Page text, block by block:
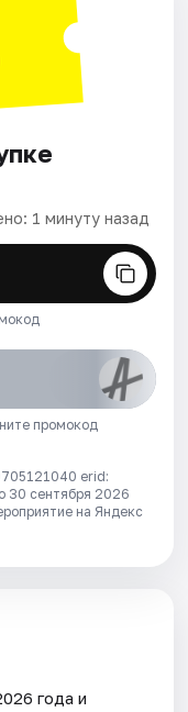
1 минуту назад
промокод
erid:
30 сентября 2026
на Яндекс
года и